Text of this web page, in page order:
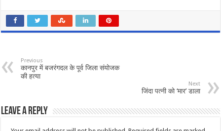
Previous
कानपुर में बजरंगदल के पूर्व जिला संयोजक
की हत्या
Next
जिंदा पत्नी को ‘मार’ डाला
Leave a Reply